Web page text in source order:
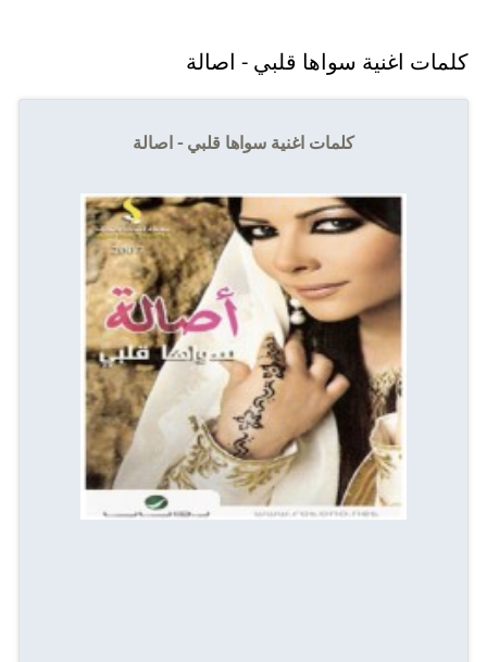
كلمات اغنية سواها قلبي - اصالة
كلمات اغنية سواها قلبي - اصالة